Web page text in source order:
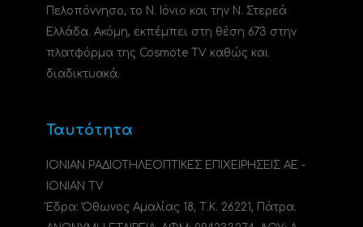
Πελοπόννησο, το N. Ιόνιο και την Ν. Στερεά
Ελλάδα. Ακόμη, εκπέμπει στη θέση 673 στην
πλατφόρμα της Cosmote TV καθώς και
διαδικτυακά.
Ταυτότητα
ΙΟΝΙΑΝ ΡΑΔΙΟΤΗΛΕΟΠΤΙΚΕΣ ΕΠΙΧΕΙΡΗΣΕΙΣ ΑΕ -
IONIAN TV
Έδρα: Όθωνος Αμαλίας 18, Τ.Κ. 26221, Πάτρα.